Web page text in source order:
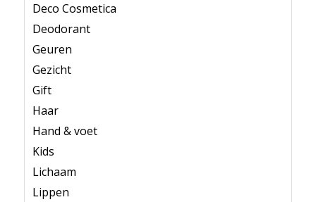
Deco Cosmetica
Deodorant
Geuren
Gezicht
Gift
Haar
Hand & voet
Kids
Lichaam
Lippen